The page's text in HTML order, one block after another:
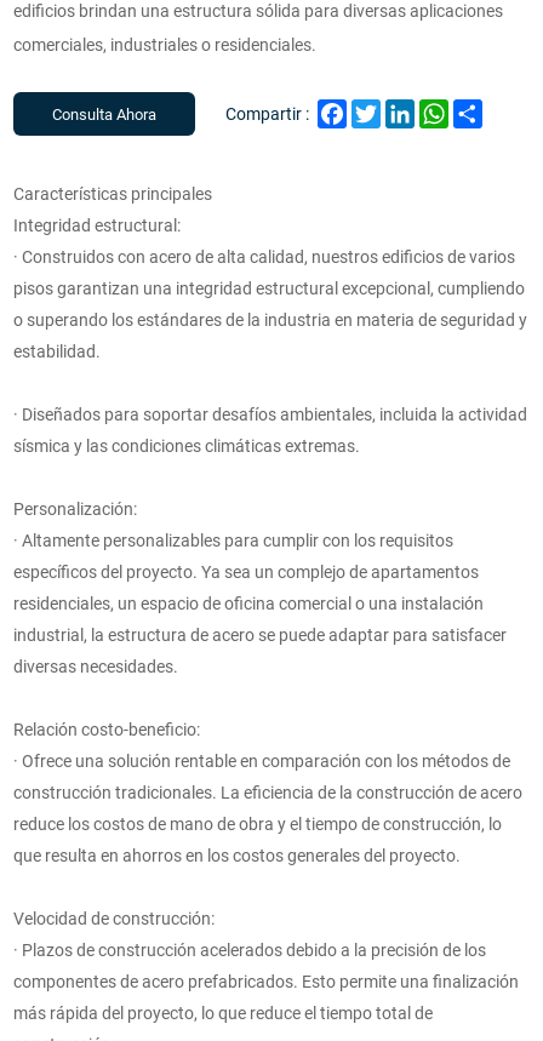
edificios brindan una estructura sólida para diversas aplicaciones
comerciales, industriales o residenciales.
Consulta Ahora Compartir : FacebookTwitterLinkedInWhatsApp
Características principales
Integridad estructural:
· Construidos con acero de alta calidad, nuestros edificios de varios
pisos garantizan una integridad estructural excepcional, cumpliendo
o superando los estándares de la industria en materia de seguridad y
estabilidad.
· Diseñados para soportar desafíos ambientales, incluida la actividad
sísmica y las condiciones climáticas extremas.
Personalización:
· Altamente personalizables para cumplir con los requisitos
específicos del proyecto. Ya sea un complejo de apartamentos
residenciales, un espacio de oficina comercial o una instalación
industrial, la estructura de acero se puede adaptar para satisfacer
diversas necesidades.
Relación costo-beneficio:
· Ofrece una solución rentable en comparación con los métodos de
construcción tradicionales. La eficiencia de la construcción de acero
reduce los costos de mano de obra y el tiempo de construcción, lo
que resulta en ahorros en los costos generales del proyecto.
Velocidad de construcción:
· Plazos de construcción acelerados debido a la precisión de los
componentes de acero prefabricados. Esto permite una finalización
más rápida del proyecto, lo que reduce el tiempo total de